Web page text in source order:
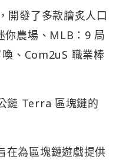
開發了多款膾炙人口
你農場、MLB：9 局
、Com2uS 職業棒
Terra 區塊鏈的
在為區塊鏈遊戲提供